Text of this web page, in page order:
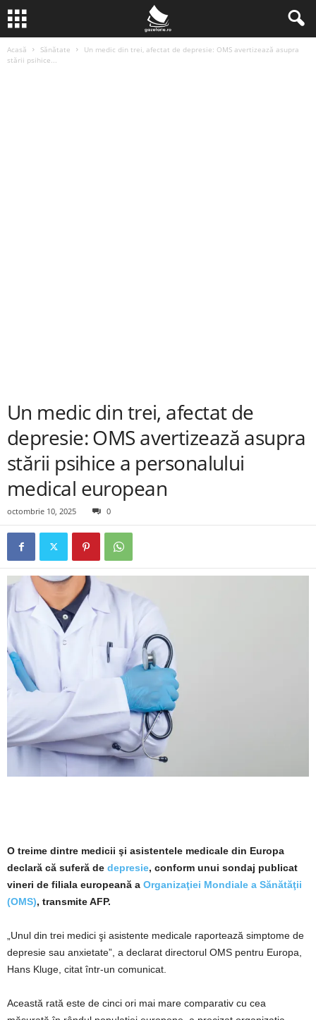
Acasă Sănătate
Un medic din trei, afectat de depresie: OMS avertizează asupra
stării psihice...
Un medic din trei, afectat de
depresie: OMS avertizează asupra
stării psihice a personalului
medical european
octombrie 10, 2025 0
O treime dintre medicii şi asistentele medicale din Europa
declară că suferă de depresie, conform unui sondaj publicat
vineri de filiala europeană a Organizaţiei Mondiale a Sănătăţii
(OMS), transmite AFP.
„Unul din trei medici şi asistente medicale raportează simptome de
depresie sau anxietate”, a declarat directorul OMS pentru Europa,
Hans Kluge, citat într-un comunicat.
Această rată este de cinci ori mai mare comparativ cu cea